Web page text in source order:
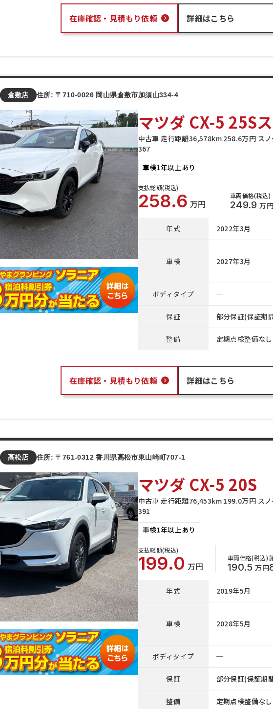
在庫確認・ 見積もり依頼 詳細はこちら
倉敷店 住所: 〒710-0026 岡山県倉敷市加須山334-4
マツダ CX-5 25S
中古車 走行距離36,578km 258.6万円 ス
367
車検1年以上あり
支払総額(税込)
258.6 万円
車両価格(税込)
249.9 万円
年式 2022年3月
車検 2027年3月
ボディタイプ ─
保証 部分保証(保証期
整備 定期点検整備なし
在庫確認・ 見積もり依頼 詳細はこちら
高松店 住所: 〒761-0312 香川県高松市東山崎町707-1
マツダ CX-5 20S
中古車 走行距離76,453km 199.0万円 ス
391
車検1年以上あり
支払総額(税込)
199.0 万円
車両価格(税込)
190.5 万円
年式 2019年5月
車検 2028年5月
ボディタイプ ─
保証 部分保証(保証期
整備 定期点検整備なし